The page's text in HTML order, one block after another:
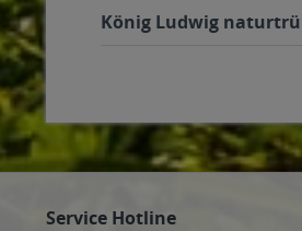
König Ludwig
Service Hotline